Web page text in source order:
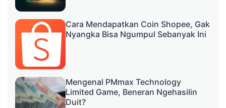
Cara Mendapatkan Coin Shopee, Gak
Nyangka Bisa Ngumpul Sebanyak Ini
Mengenal PMmax Technology
Limited Game, Beneran Ngehasilin
Duit?